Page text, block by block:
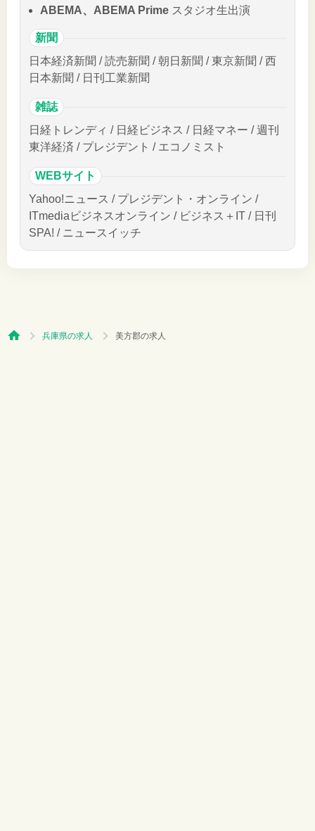
ABEMA、ABEMA Prime スタジオ生出演
新聞
日本経済新聞 / 読売新聞 / 朝日新聞 / 東京新聞 / 西
日本新聞 / 日刊工業新聞
雑誌
日経トレンディ / 日経ビジネス / 日経マネー / 週刊
東洋経済 / プレジデント / エコノミスト
WEBサイト
Yahoo!ニュース / プレジデント・オンライン /
ITmediaビジネスオンライン / ビジネス＋IT / 日刊
SPA! / ニュースイッチ
兵庫県の求人 美方郡の求人